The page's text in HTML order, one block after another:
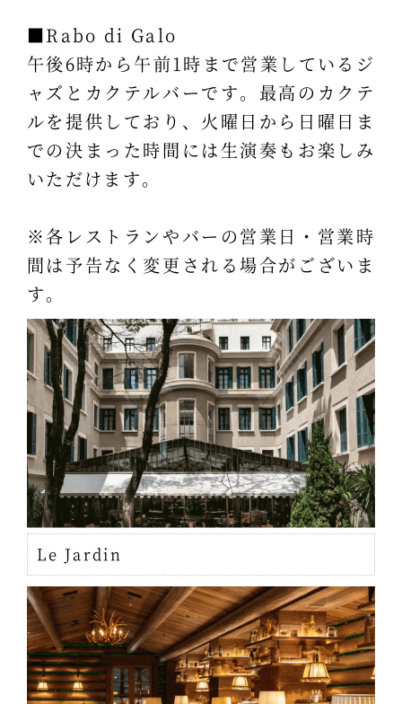
■Rabo di Galo
午後6時から午前1時まで営業しているジ
ャズとカクテルバーです。最高のカクテ
ルを提供しており、火曜日から日曜日ま
での決まった時間には生演奏もお楽しみ
いただけます。
※各レストランやバーの営業日・営業時
間は予告なく変更される場合がございま
す。
Le Jardin